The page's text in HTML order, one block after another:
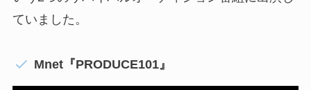
ていました。
Mnet『PRODUCE101』